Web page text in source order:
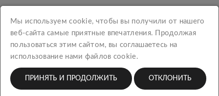
коллекция
Мужская
коллекция
Багаж
Упаковка
Мы используем cookie, чтобы вы получили от нашего
веб-сайта самые приятные впечатления. Продолжая
пользоваться этим сайтом, вы соглашаетесь на
использование нами файлов cookie.
ПРИНЯТЬ И ПРОДОЛЖИТЬ ОТКЛОНИТЬ